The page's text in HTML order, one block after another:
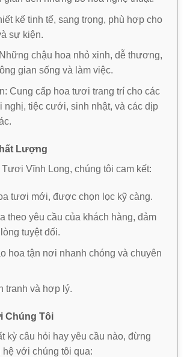
kế tinh tế, sang trọng, phù hợp cho
sự kiện.
chậu hoa nhỏ xinh, dễ thương,
gian sống và làm việc.
Cung cấp hoa tươi trang trí cho các
nghị, tiệc cưới, sinh nhật, và các dịp
Lượng
Vĩnh Long, chúng tôi cam kết:
tươi mới, được chọn lọc kỹ càng.
theo yêu cầu của khách hàng, đảm
tuyệt đối.
hoa tận nơi nhanh chóng và chuyên
tranh và hợp lý.
Chúng Tôi
kỳ câu hỏi hay yêu cầu nào, đừng
hệ với chúng tôi qua: